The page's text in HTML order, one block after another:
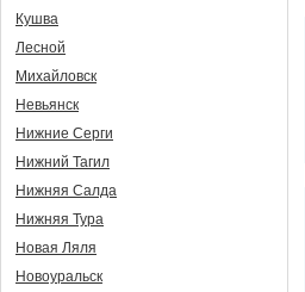
Кушва
Лесной
Михайловск
Невьянск
Нижние Серги
Нижний Тагил
Нижняя Салда
Нижняя Тура
Новая Ляля
Новоуральск